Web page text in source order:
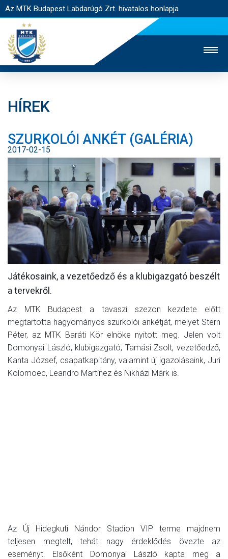
Az MTK Budapest Labdarúgó Zrt. hivatalos honlapja
JEGYÉRTÉKESÍTÉS
WEBSHOP
STADION
EGYESÜLET
KAPCSOLAT
NYITÓLAP
HÍREK
CSAPATOK
MÉRKŐZÉSEK
KLUB
SZURKOLÓI ÉLMÉNYEK
AKKREDITÁCIÓ
HÍREK
SZURKOLÓI ANKÉT (GALÉRIA)
2017-02-15
Játékosaink, a vezetőedző és a klubigazgató beszélt
a tervekről.
Az MTK Budapest a tavaszi szezon kezdete előtt
megtartotta hagyományos szurkolói ankétját, melyet Stern
Péter, az MTK Baráti Kör elnöke nyitott meg. Jelen volt
Domonyai László, klubigazgató, Tamási Zsolt, vezetőedző,
Kanta József, csapatkapitány, valamint új igazolásaink, Juri
Kolomoec, Leandro Martínez és Nikházi Márk is.
Az Új Hidegkuti Nándor Stadion VIP terme majdnem
teljesen megtelt, tehát nagy érdeklődés övezte az
eseményt. Elsőként Domonyai László kapta meg a